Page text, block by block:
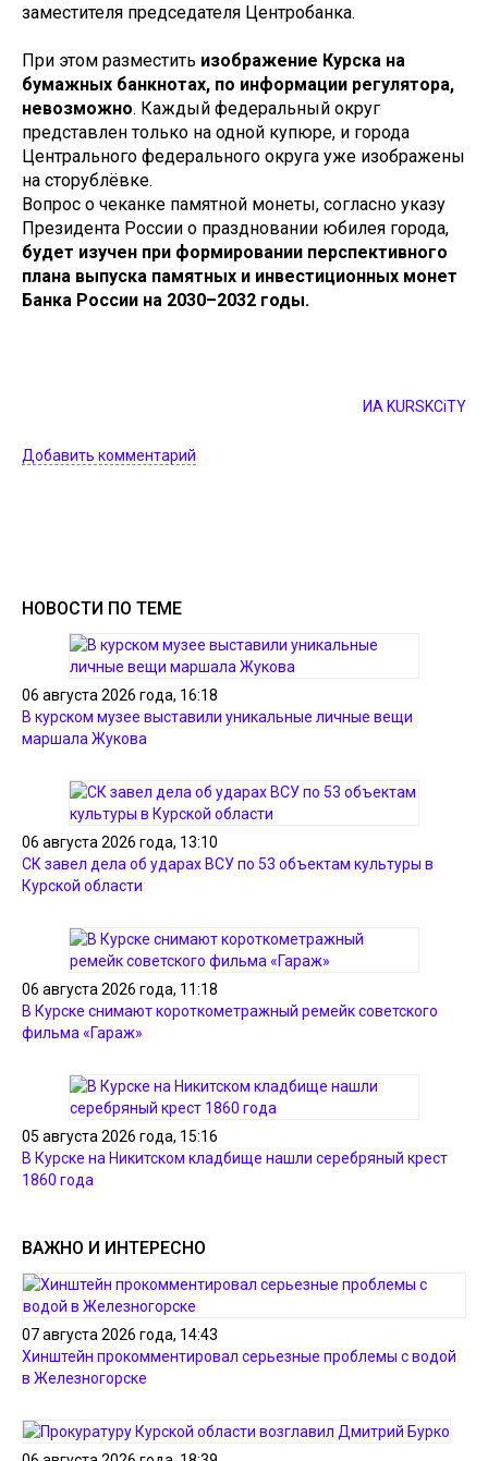
заместителя председателя Центробанка.
При этом разместить изображение Курска на
бумажных банкнотах, по информации регулятора,
невозможно. Каждый федеральный округ
представлен только на одной купюре, и города
Центрального федерального округа уже изображены
на сторублёвке.
Вопрос о чеканке памятной монеты, согласно указу
Президента России о праздновании юбилея города,
будет изучен при формировании перспективного
плана выпуска памятных и инвестиционных монет
Банка России на 2030–2032 годы.
ИА KURSKCiTY
Добавить комментарий
НОВОСТИ ПО ТЕМЕ
06 августа 2026 года, 16:18
В курском музее выставили уникальные личные вещи
маршала Жукова
06 августа 2026 года, 13:10
СК завел дела об ударах ВСУ по 53 объектам культуры в
Курской области
06 августа 2026 года, 11:18
В Курске снимают короткометражный ремейк советского
фильма «Гараж»
05 августа 2026 года, 15:16
В Курске на Никитском кладбище нашли серебряный крест
1860 года
ВАЖНО И ИНТЕРЕСНО
07 августа 2026 года, 14:43
Хинштейн прокомментировал серьезные проблемы с водой
в Железногорске